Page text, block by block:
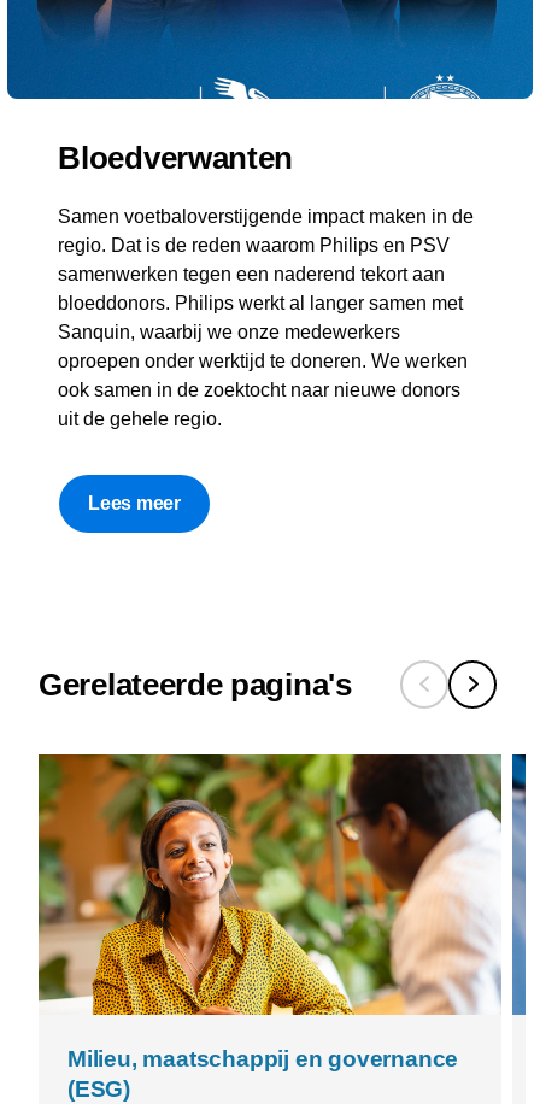
Bloedverwanten
Samen voetbaloverstijgende impact maken in de
regio. Dat is de reden waarom Philips en PSV
samenwerken tegen een naderend tekort aan
bloeddonors. Philips werkt al langer samen met
Sanquin, waarbij we onze medewerkers
oproepen onder werktijd te doneren. We werken
ook samen in de zoektocht naar nieuwe donors
uit de gehele regio.
Lees meer
Gerelateerde pagina's
Milieu, maatschappij en governance
(ESG)